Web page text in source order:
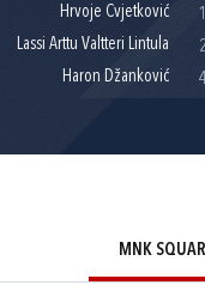
Hrvoje Cvjetković
Lassi Arttu Valtteri Lintula
Haron Džanković
MNK